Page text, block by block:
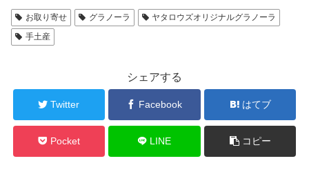
お取り寄せ グラノーラ
ヤタロウズオリジナルグラノーラ
手土産
シェアする
Twitter Facebook はてブ
Pocket LINE コピー